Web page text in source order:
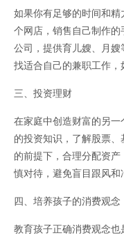
如果你有足够的时间和
个网店，销售自己制作
公司，提供育儿嫂、月
找适合自己的兼职工作，
三、投资理财
在家庭中创造财富的另
的投资知识，了解股票
的前提下，合理分配资
慎对待，避免盲目跟风和
四、培养孩子的消费观念
教育孩子正确消费观念